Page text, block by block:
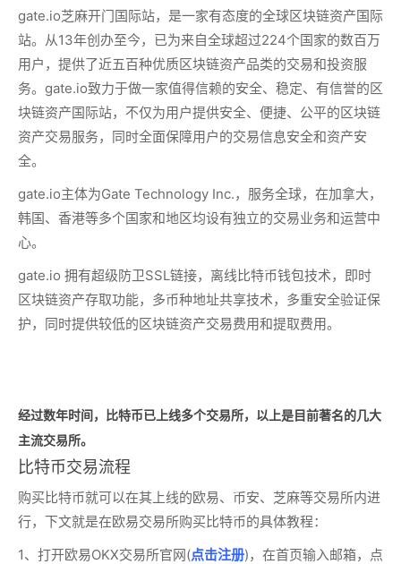
gate.io芝麻开门国际站，是一家有态度的全球区块链资产国际
站。从13年创办至今，已为来自全球超过224个国家的数百万
用户，提供了近五百种优质区块链资产品类的交易和投资服
务。gate.io致力于做一家值得信赖的安全、稳定、有信誉的区
块链资产国际站，不仅为用户提供安全、便捷、公平的区块链
资产交易服务，同时全面保障用户的交易信息安全和资产安
全。
gate.io主体为Gate Technology Inc.，服务全球，在加拿大，
韩国、香港等多个国家和地区均设有独立的交易业务和运营中
心。
gate.io 拥有超级防卫SSL链接，离线比特币钱包技术，即时
区块链资产存取功能，多币种地址共享技术，多重安全验证保
护，同时提供较低的区块链资产交易费用和提取费用。
经过数年时间，比特币已上线多个交易所，以上是目前著名的几大
主流交易所。
比特币交易流程
购买比特币就可以在其上线的欧易、币安、芝麻等交易所内进
行，下文就是在欧易交易所购买比特币的具体教程：
1、打开欧易OKX交易所官网(点击注册)，在首页输入邮箱，点